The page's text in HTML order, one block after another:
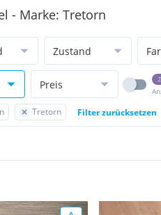
- Marke: Tretorn
Zustand
Preis
Tretorn Filter zurücksetzen